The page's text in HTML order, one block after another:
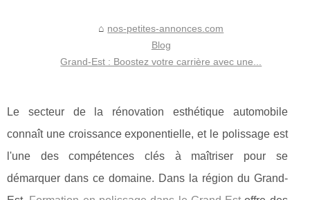
nos-petites-annonces.com
Blog
Grand-Est : Boostez votre carrière avec une...
Le secteur de la rénovation esthétique automobile
connaît une croissance exponentielle, et le polissage est
l'une des compétences clés à maîtriser pour se
démarquer dans ce domaine. Dans la région du Grand-